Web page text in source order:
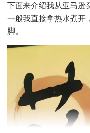
下面来介绍我从亚马逊
一般我直接拿热水煮开
脚。